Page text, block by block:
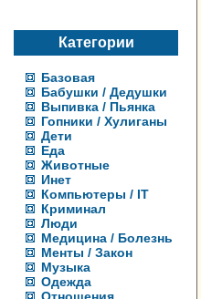
Категории
Базовая
Бабушки / Дедушки
Выпивка / Пьянка
Гопники / Хулиганы
Дети
Еда
Животные
Инет
Компьютеры / IT
Криминал
Люди
Медицина / Болезнь
Менты / Закон
Музыка
Одежда